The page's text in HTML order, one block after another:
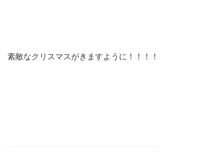
素敵なクリスマスがきますように！！！！